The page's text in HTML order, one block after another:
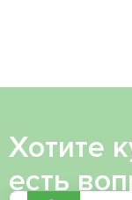
Хотите
есть